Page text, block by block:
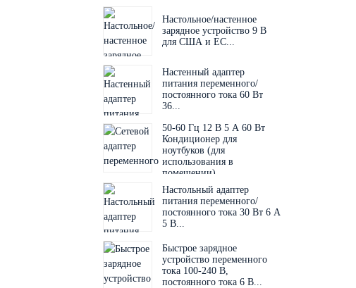
Настольное/настенное
зарядное устройство 9 В
для США и ЕС...
Настенный адаптер
питания переменного/
постоянного тока 60 Вт
36...
50-60 Гц 12 В 5 А 60 Вт
Кондиционер для
ноутбуков (для
использования в
помещении)...
Настольный адаптер
питания переменного/
постоянного тока 30 Вт 6 А
5 В...
Быстрое зарядное
устройство переменного
тока 100-240 В,
постоянного тока 6 В...